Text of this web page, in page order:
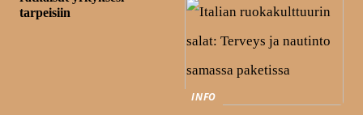
tarpeisiin
INFO